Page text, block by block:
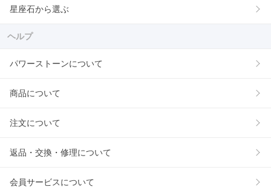
星座石から選ぶ
ヘルプ
パワーストーンについて
商品について
注文について
返品・交換・修理について
会員サービスについて